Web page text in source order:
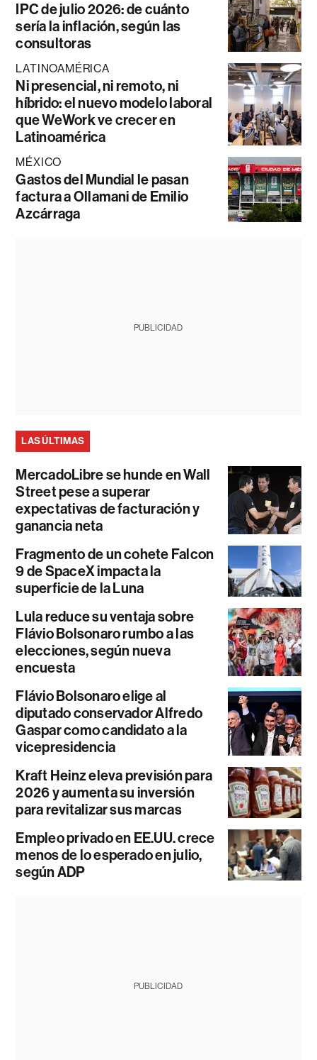
IPC de julio 2026: de cuánto
sería la inflación, según las
consultoras
LATINOAMÉRICA
Ni presencial, ni remoto, ni
híbrido: el nuevo modelo laboral
que WeWork ve crecer en
Latinoamérica
MÉXICO
Gastos del Mundial le pasan
factura a Ollamani de Emilio
Azcárraga
PUBLICIDAD
LAS ÚLTIMAS
MercadoLibre se hunde en Wall
Street pese a superar
expectativas de facturación y
ganancia neta
Fragmento de un cohete Falcon
9 de SpaceX impacta la
superficie de la Luna
Lula reduce su ventaja sobre
Flávio Bolsonaro rumbo a las
elecciones, según nueva
encuesta
Flávio Bolsonaro elige al
diputado conservador Alfredo
Gaspar como candidato a la
vicepresidencia
Kraft Heinz eleva previsión para
2026 y aumenta su inversión
para revitalizar sus marcas
Empleo privado en EE.UU. crece
menos de lo esperado en julio,
según ADP
PUBLICIDAD